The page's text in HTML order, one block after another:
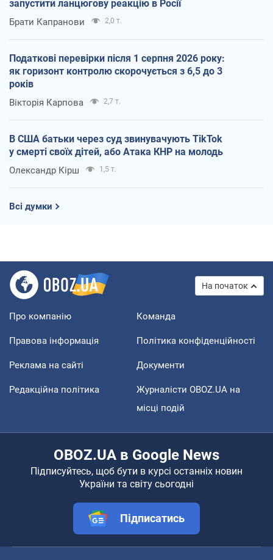
запустити ланцюгову реакцію в Росії
Брати Капранови 2,0 т.
Податкові перевірки після 1 серпня 2026 року:
як горизонт контролю скорочується з 6,5 до 3
років
Вікторія Карпова 2,7 т.
В США батьки через суд звинувачують TikTok
у смерті своїх дітей, або Атака КНР на молодь
Олександр Кірш 1,5 т.
Всі думки
На початок
Про компанію Команда
Правова інформація Політика конфіденційності
Реклама на сайті Документи
Редакційна політика
Журналісти OBOZ.UA на
місці подій
OBOZ.UA в Google News
Підписуйтесь, щоб бути в курсі останніх новин
України та світу сьогодні
Підписатись